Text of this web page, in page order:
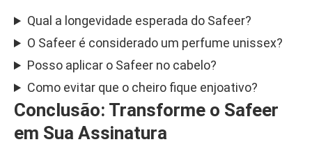
Qual a longevidade esperada do Safeer?
O Safeer é considerado um perfume unissex?
Posso aplicar o Safeer no cabelo?
Como evitar que o cheiro fique enjoativo?
Conclusão: Transforme o Safeer
em Sua Assinatura